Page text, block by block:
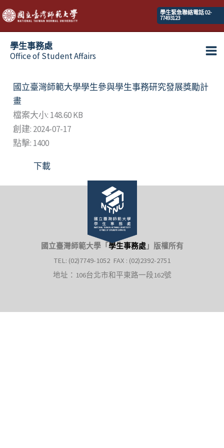
跳
至
主
學生緊急聯絡電話 02-
77493123
學生事務處
Office of Student Affairs
國立臺灣師範大學學生參與學生事務研究發展獎勵計
畫
檔案大小: 148.60 KB
創建: 2024-07-17
點擊: 1400
下載
國立臺灣師範大學「 學生事務處」 版權所有
TEL: (02)7749-1052 FAX : (02)2392-2751
地址：106台北市和平東路一段162號